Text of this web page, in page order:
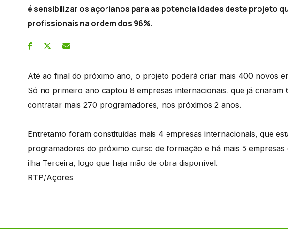
é sensibilizar os açorianos para as potencialidades deste projeto
profissionais na ordem dos 96%.
Até ao final do próximo ano, o projeto poderá criar mais 400 novos
Só no primeiro ano captou 8 empresas internacionais, que já
contratar mais 270 programadores, nos próximos 2 anos.
Entretanto foram constituídas mais 4 empresas internacionais, que
programadores do próximo curso de formação e há mais 5
ilha Terceira, logo que haja mão de obra disponível.
RTP/Açores